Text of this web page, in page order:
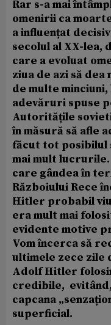
Rar s-a mai
omenirii ca
a influențat
secolul al XX-lea,
care a evoluat
ziua de azi să
de multe minciuni,
adevăruri spuse
Autoritățile
în măsură să afle
făcut tot posibilul
mai mult
care gândea în
Războiului Rece
Hitler probabil
era mult mai
evidente motive
Vom încerca să
ultimele zece zile
Adolf Hitler
credibile,
capcana
superficial.